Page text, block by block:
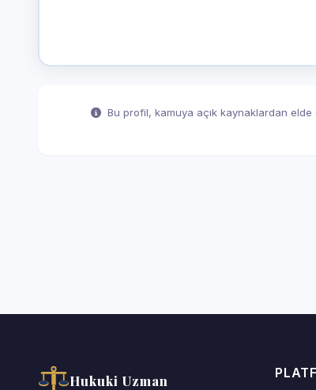
Bu profil, kamuya açık kaynaklardan
Hukuki Uzman